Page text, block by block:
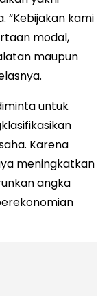
“Kebijakan kami
modal,
maupun
untuk
Karena
meningkatkan
angka